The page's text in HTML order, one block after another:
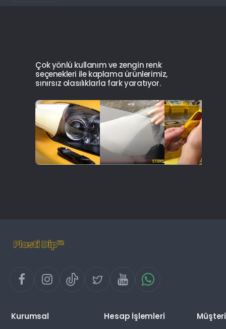
Çok yönlü kullanım ve zengin renk
seçenekleri ile kaplama ürünlerimiz,
sınırsız olasılıklarla fark yaratıyor.
Kurumsal Hesap İşlemleri